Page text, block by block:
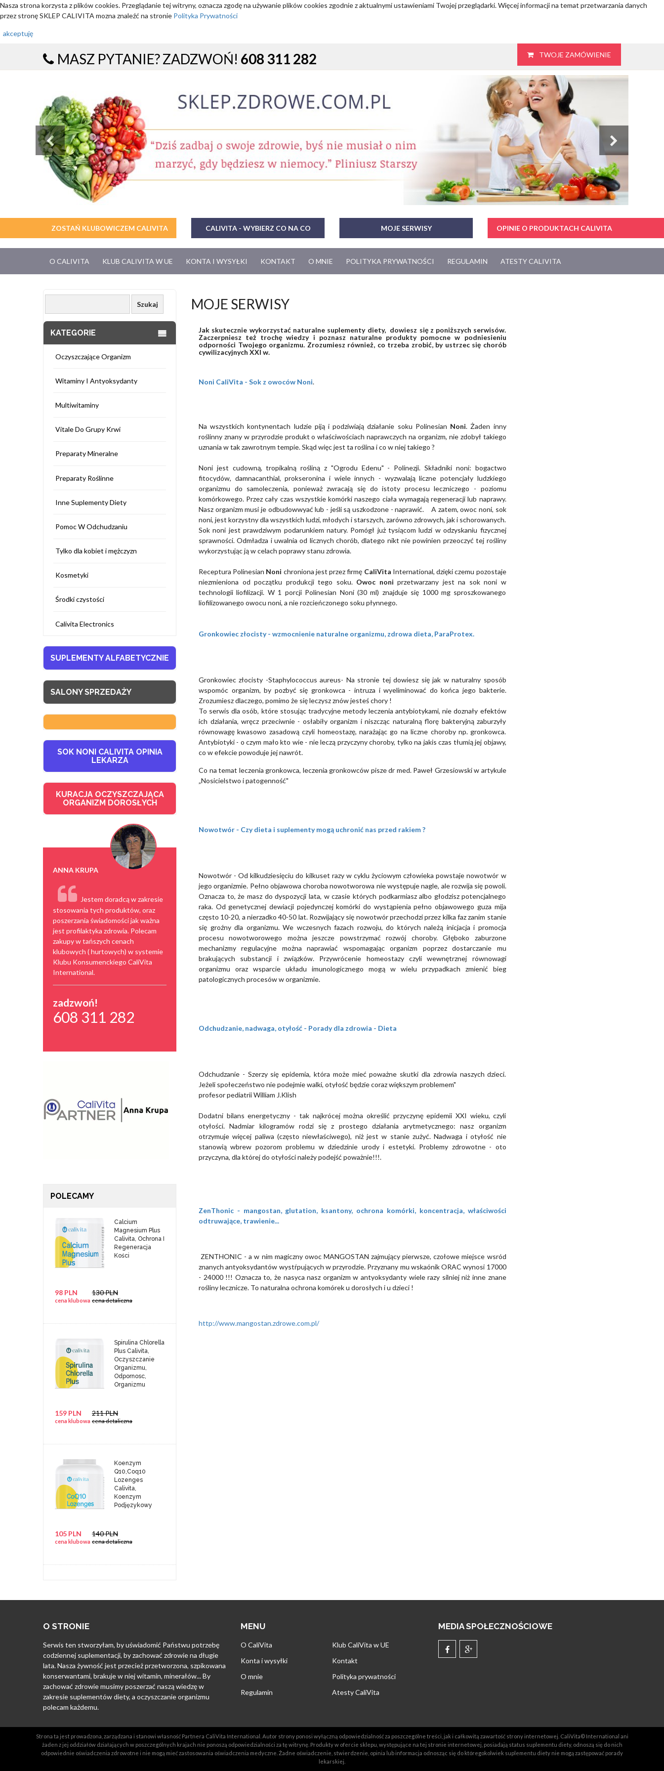
Nasza strona korzysta z plików cookies. Przeglądanie tej witryny, oznacza zgodę na używanie plików cookies zgodnie z aktualnymi ustawieniami Twojej przeglądarki. Więcej informacji na temat przetwarzania danych
przez stronę SKLEP CALIVITA mozna znaleźć na stronie Polityka Prywatności
akceptuję
MASZ PYTANIE? ZADZWOŃ! 608 311 282 TWOJE ZAMÓWIENIE
ZOSTAŃ KLUBOWICZEM CALIVITA CALIVITA - WYBIERZ CO NA CO MOJE SERWISY OPINIE O PRODUKTACH CALIVITA
O CALIVITA KLUB CALIVITA W UE KONTA I WYSYŁKI KONTAKT O MNIE POLITYKA PRYWATNOŚCI REGULAMIN ATESTY CALIVITA
KATEGORIE
Oczyszczające Organizm
Witaminy I Antyoksydanty
Multiwitaminy
Vitale Do Grupy Krwi
Preparaty Mineralne
Preparaty Roślinne
Inne Suplementy Diety
Pomoc W Odchudzaniu
Tylko dla kobiet i mężczyzn
Kosmetyki
Środki czystości
Calivita Electronics
SUPLEMENTY ALFABETYCZNIE
SALONY SPRZEDAŻY
SOK NONI CALIVITA OPINIA
LEKARZA
KURACJA OCZYSZCZAJĄCA
ORGANIZM DOROSŁYCH
ANNA KRUPA
Jestem doradcą w zakresie
stosowania tych produktów, oraz
poszerzania świadomości jak ważna
jest profilaktyka zdrowia. Polecam
zakupy w tańszych cenach
klubowych ( hurtowych) w systemie
Klubu Konsumenckiego CaliVita
International.
zadzwoń!
608 311 282
POLECAMY
Calcium
Magnesium Plus
Calivita, Ochrona I
Regeneracja
Kości
98 PLN
cena klubowa
130 PLN
cena detaliczna
Spirulina Chlorella
Plus Calivita,
Oczyszczanie
Organizmu,
Odpornosc,
Organizmu
159 PLN
cena klubowa
211 PLN
cena detaliczna
Koenzym
Q10,Coq10
Lozenges
Calivita,
Koenzym
Podjęzykowy
105 PLN
cena klubowa
140 PLN
cena detaliczna
MOJE SERWISY
Jak skutecznie wykorzystać naturalne suplementy diety, dowiesz się z poniższych serwisów.
Zaczerpniesz też trochę wiedzy i poznasz naturalne produkty pomocne w podniesieniu
odporności Twojego organizmu. Zrozumiesz również, co trzeba zrobić, by ustrzec się chorób
cywilizacyjnych XXI w.
Noni CaliVita - Sok z owoców Noni.
Na wszystkich kontynentach ludzie piją i podziwiają działanie soku Polinesian Noni. Żaden inny
roślinny znany w przyrodzie produkt o właściwościach naprawczych na organizm, nie zdobył takiego
uznania w tak zawrotnym tempie. Skąd więc jest ta roślina i co w niej takiego ?
Noni jest cudowną, tropikalną rośliną z "Ogrodu Edenu" - Polinezji. Składniki noni: bogactwo
fitocydów, damnacanthial, prokseronina i wiele innych - wyzwalają liczne potencjały ludzkiego
organizmu do samoleczenia, ponieważ zwracają się do istoty procesu leczniczego - poziomu
komórkowego. Przez cały czas wszystkie komórki naszego ciała wymagają regeneracji lub naprawy.
Nasz organizm musi je odbudowwyać lub - jeśli są uszkodzone - naprawić. A zatem, owoc noni, sok
noni, jest korzystny dla wszystkich ludzi, młodych i starszych, zarówno zdrowych, jak i schorowanych.
Sok noni jest prawdziwym podarunkiem natury. Pomógł już tysiącom ludzi w odzyskaniu fizycznej
sprawności. Odmładza i uwalnia od licznych chorób, dlatego nikt nie powinien przeoczyć tej rośliny
wykorzystując ją w celach poprawy stanu zdrowia.
Receptura Polinesian Noni chroniona jest przez firmę CaliVita International, dzięki czemu pozostaje
niezmieniona od początku produkcji tego soku. Owoc noni przetwarzany jest na sok noni w
technologii liofilizacji. W 1 porcji Polinesian Noni (30 ml) znajduje się 1000 mg sproszkowanego
liofilizowanego owocu noni, a nie rozcieńczonego soku płynnego.
Gronkowiec złocisty - wzmocnienie naturalne organizmu, zdrowa dieta, ParaProtex.
Gronkowiec złocisty -Staphylococcus aureus- Na stronie tej dowiesz się jak w naturalny sposób
wspomóc organizm, by pozbyć się gronkowca - intruza i wyeliminować do końca jego bakterie.
Zrozumiesz dlaczego, pomimo że się leczysz znów jesteś chory !
To serwis dla osób, które stosując tradycyjne metody leczenia antybiotykami, nie doznały efektów
ich działania, wręcz przeciwnie - osłabiły organizm i niszcząc naturalną florę bakteryjną zaburzyły
równowagę kwasowo zasadową czyli homeostazę, narażając go na liczne choroby np. gronkowca.
Antybiotyki - o czym mało kto wie - nie leczą przyczyny choroby, tylko na jakis czas tłumią jej objawy,
co w efekcie powoduje jej nawrót.
Co na temat leczenia gronkowca, leczenia gronkowców pisze dr med. Paweł Grzesiowski w artykule
„Nosicielstwo i patogenność"
Nowotwór - Czy dieta i suplementy mogą uchronić nas przed rakiem ?
Nowotwór - Od kilkudziesięciu do kilkuset razy w cyklu życiowym człowieka powstaje nowotwór w
jego organizmie. Pełno objawowa choroba nowotworowa nie występuje nagle, ale rozwija się powoli.
Oznacza to, że masz do dyspozycji lata, w czasie których podkarmiasz albo głodzisz potencjalnego
raka. Od genetycznej dewiacji pojedynczej komórki do wystąpienia pełno objawowego guza mija
często 10-20, a nierzadko 40-50 lat. Rozwijający się nowotwór przechodzi przez kilka faz zanim stanie
się groźny dla organizmu. We wczesnych fazach rozwoju, do których należą inicjacja i promocja
procesu nowotworowego można jeszcze powstrzymać rozwój choroby. Głęboko zaburzone
mechanizmy regulacyjne można naprawiać wspomagając organizm poprzez dostarczanie mu
brakujących substancji i związków. Przywrócenie homeostazy czyli wewnętrznej równowagi
organizmu oraz wsparcie układu imunologicznego mogą w wielu przypadkach zmienić bieg
patologicznych procesów w organizmie.
Odchudzanie, nadwaga, otyłość - Porady dla zdrowia - Dieta
Odchudzanie - Szerzy się epidemia, która może mieć poważne skutki dla zdrowia naszych dzieci.
Jeżeli społeczeństwo nie podejmie walki, otyłość będzie coraz większym problemem"
profesor pediatrii William J.Klish
Dodatni bilans energetyczny - tak najkrócej można określić przyczynę epidemii XXI wieku, czyli
otyłości. Nadmiar kilogramów rodzi się z prostego działania arytmetycznego: nasz organizm
otrzymuje więcej paliwa (często niewłaściwego), niż jest w stanie zużyć. Nadwaga i otyłość nie
stanowią wbrew pozorom problemu w dziedzinie urody i estetyki. Problemy zdrowotne - oto
przyczyna, dla której do otyłości należy podejść poważnie!!!.
ZenThonic - mangostan, glutation, ksantony, ochrona komórki, koncentracja, właściwości
odtruwające, trawienie...
ZENTHONIC - a w nim magiczny owoc MANGOSTAN zajmujący pierwsze, czołowe miejsce wsród
znanych antyoksydantów wystŕpujących w przyrodzie. Przyznany mu wskaónik ORAC wynosi 17000
- 24000 !!! Oznacza to, że nasyca nasz organizm w antyoksydanty wiele razy silniej niż inne znane
rośliny lecznicze. To naturalna ochrona komórek u dorosłych i u dzieci !
http://www.mangostan.zdrowe.com.pl/
O STRONIE
Serwis ten stworzyłam, by uświadomić Państwu potrzebę
codziennej suplementacji, by zachować zdrowie na długie
lata. Nasza żywność jest przecież przetworzona, szpikowana
konserwantami, brakuje w niej witamin, minerałów... By
zachować zdrowie musimy poszerzać naszą wiedzę w
zakresie suplementów diety, a oczyszczanie organizmu
polecam każdemu.
MENU
O CaliVita
Klub CaliVita w UE
Konta i wysyłki
Kontakt
O mnie
Polityka prywatności
Regulamin
Atesty CaliVita
MEDIA SPOŁECZNOŚCIOWE
Strona ta jest prowadzona, zarządzana i stanowi własność Partnera CaliVita International. Autor strony ponosi wyłączną odpowiedzialność za poszczególne treści, jak i całkowitą zawartość strony internetowej. CaliVita© International ani
żaden z jej oddziałów działających w poszczególnych krajach nie ponoszą odpowiedzialności za tę witrynę. Produkty w ofercie sklepu, występujące na tej stronie internetowej, posiadają status suplementu diety, odnoszą się do nich
odpowiednie oświadczenia zdrowotne i nie mogą mieć zastosowania oświadczenia medyczne. Żadne oświadczenie, stwierdzenie, opinia lub informacja odnosząc się do któregokolwiek suplementu diety nie mogą zastępować porady
lekarskiej.